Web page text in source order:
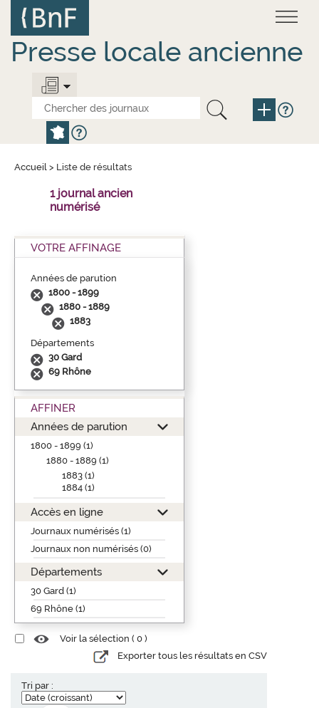
contenu
principal
Presse locale ancienne
Accueil > Liste de résultats
1 journal ancien
numérisé
VOTRE AFFINAGE
Années de parution
1800 - 1899
1880 - 1889
1883
Départements
30 Gard
69 Rhône
AFFINER
Années de parution
1800 - 1899 (1)
1880 - 1889 (1)
1883 (1)
1884 (1)
Accès en ligne
Journaux numérisés (1)
Journaux non numérisés (0)
Départements
30 Gard (1)
69 Rhône (1)
Voir la sélection ( 0 )
Exporter tous les résultats en CSV
Tri par :
Panneau de gestion des cookies